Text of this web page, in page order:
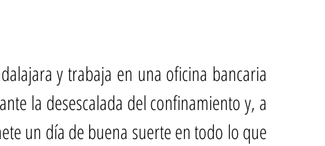
y trabaja en una oficina bancaria
la desescalada del confinamiento y, a
un día de buena suerte en todo lo que